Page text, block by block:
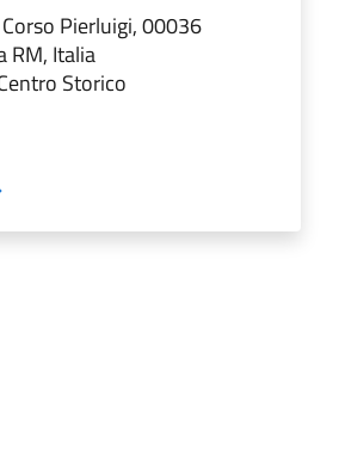
Corso Pierluigi, 00036
RM, Italia
Storico